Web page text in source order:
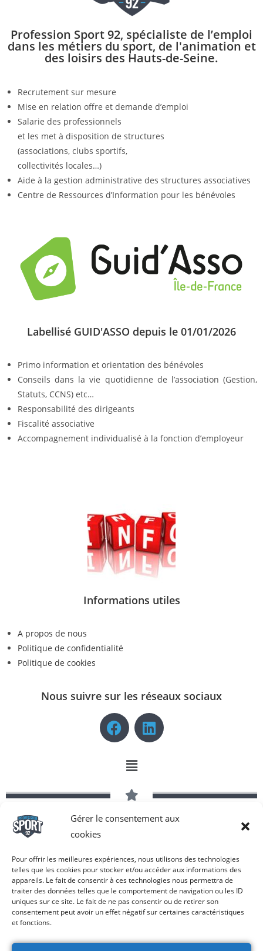
Gérer le consentement aux
cookies
Pour offrir les meilleures expériences, nous utilisons des technologies
telles que les cookies pour stocker et/ou accéder aux informations des
appareils. Le fait de consentir à ces technologies nous permettra de
traiter des données telles que le comportement de navigation ou les ID
uniques sur ce site. Le fait de ne pas consentir ou de retirer son
consentement peut avoir un effet négatif sur certaines caractéristiques
et fonctions.
Profession Sport 92, spécialiste de l’emploi
dans les métiers du sport, de l'animation et
des loisirs des Hauts-de-Seine.
Recrutement sur mesure
Mise en relation offre et demande d’emploi
Salarie des professionnels
et les met à disposition de structures
(associations, clubs sportifs,
collectivités locales…)
Aide à la gestion administrative des structures associatives
Centre de Ressources d’Information pour les bénévoles
Labellisé GUID'ASSO depuis le 01/01/2026
Primo information et orientation des bénévoles
Conseils dans la vie quotidienne de l’association (Gestion,
Statuts, CCNS) etc…
Responsabilité des dirigeants
Fiscalité associative
Accompagnement individualisé à la fonction d’employeur
Informations utiles
A propos de nous
Politique de confidentialité
Politique de cookies
Nous suivre sur les réseaux sociaux
Copyright © 2026 Profession Sport 92 | Tous droits réservés -
Réalisé par COM-N-SEE®